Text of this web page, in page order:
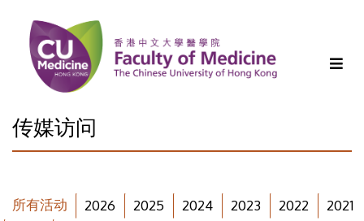
传媒访问
所有活动 2026 2025 2024 2023 2022
2021